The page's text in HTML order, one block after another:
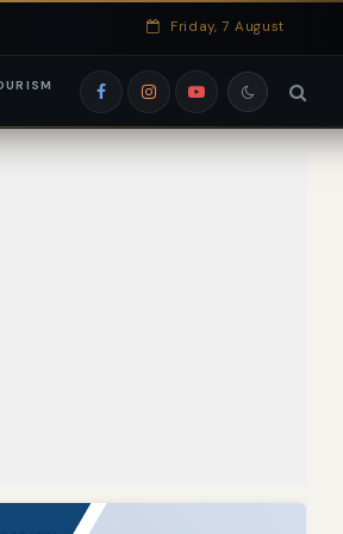
EduRank
Friday, 7 August